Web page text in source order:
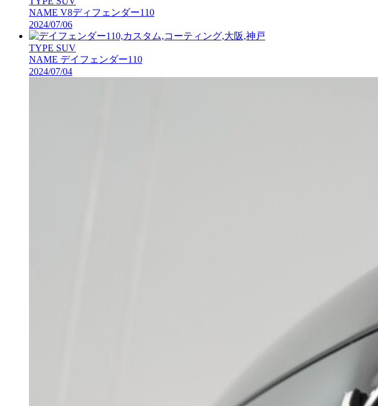
NAME V8ディフェンダー110
2024/07/06
TYPE SUV
NAME デイフェンダー110
2024/07/04